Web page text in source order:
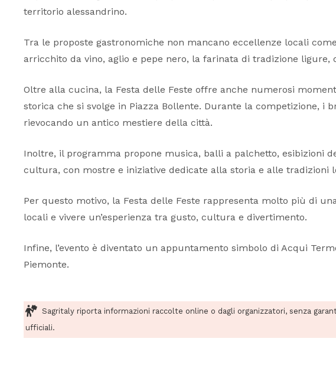
territorio alessandrino.
Tra le proposte gastronomiche non mancano eccellenze locali
arricchito da vino, aglio e pepe nero, la farinata di tradizione
Oltre alla cucina, la Festa delle Feste offre anche numerosi
storica che si svolge in Piazza Bollente. Durante la competizione, i
rievocando un antico mestiere della città.
Inoltre, il programma propone musica, balli a palchetto, esibizioni
cultura, con mostre e iniziative dedicate alla storia e alle tradizioni
Per questo motivo, la Festa delle Feste rappresenta molto più di
locali e vivere un’esperienza tra gusto, cultura e divertimento.
Infine, l’evento è diventato un appuntamento simbolo di Acqui
Piemonte.
Sagritaly riporta informazioni raccolte online o dagli organizzatori, senza
ufficiali.